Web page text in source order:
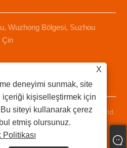
Wuzhong Bölgesi, Suzhou
Çin
Sauna Equipment Co., Ltd.
Saklıdır.
| XML|
X
deneyimi sunmak, site
kişiselleştirmek için
siteyi kullanarak çerez
etmiş olursunuz.